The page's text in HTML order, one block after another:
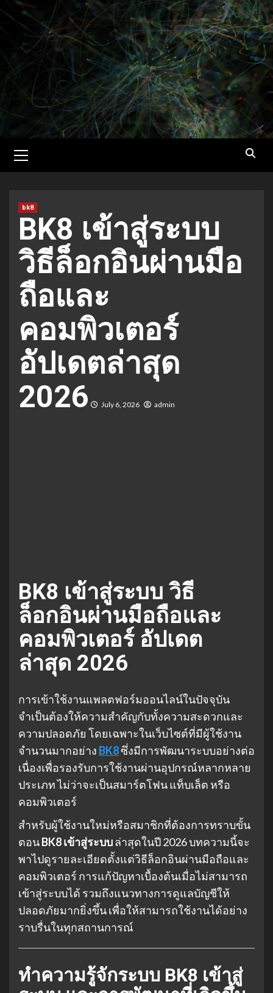
Skip
content
Menu
bk8
BK8 เข้าสู่ระบบ
วิธีล็อกอินผ่านมือ
ถือและ
คอมพิวเตอร์
อัปเดตล่าสุด
2026
July 6, 2026 admin
BK8 เข้าสู่ระบบ วิธี
ล็อกอินผ่านมือถือและ
คอมพิวเตอร์ อัปเดต
ล่าสุด 2026
การเข้าใช้งานแพลตฟอร์มออนไลน์ในปัจจุบัน
จำเป็นต้องให้ความสำคัญกับทั้งความสะดวกและ
ความปลอดภัย โดยเฉพาะในเว็บไซต์ที่มีผู้ใช้งาน
จำนวนมากอย่าง BK8ซึ่งมีการพัฒนาระบบอย่างต่อ
เนื่องเพื่อรองรับการใช้งานผ่านอุปกรณ์หลากหลาย
ประเภท ไม่ว่าจะเป็นสมาร์ตโฟน แท็บเล็ต หรือ
คอมพิวเตอร์
สำหรับผู้ใช้งานใหม่หรือสมาชิกที่ต้องการทราบขั้น
ตอนBK8 เข้าสู่ระบบล่าสุดในปี 2026 บทความนี้จะ
พาไปดูรายละเอียดตั้งแต่วิธีล็อกอินผ่านมือถือและ
คอมพิวเตอร์ การแก้ปัญหาเบื้องต้นเมื่อไม่สามารถ
เข้าสู่ระบบได้ รวมถึงแนวทางการดูแลบัญชีให้
ปลอดภัยมากยิ่งขึ้น เพื่อให้สามารถใช้งานได้อย่าง
ราบรื่นในทุกสถานการณ์
ทำความรู้จักระบบ BK8 เข้าสู่